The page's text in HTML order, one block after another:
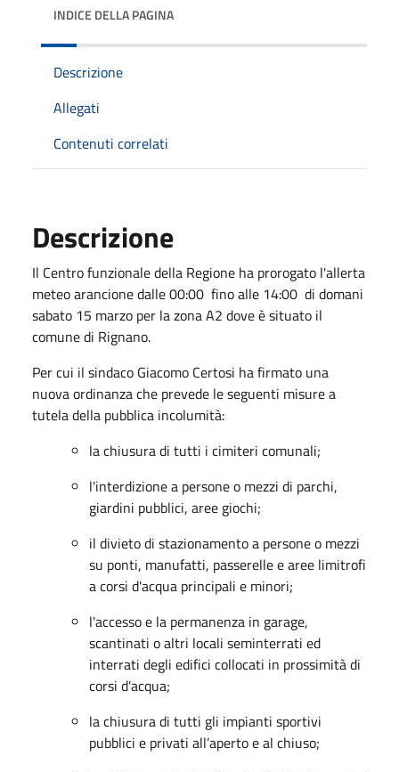
INDICE DELLA PAGINA
Descrizione
Allegati
Contenuti correlati
Descrizione
Il Centro funzionale della Regione ha prorogato l'allerta
meteo arancione dalle 00:00 fino alle 14:00 di domani
sabato 15 marzo per la zona A2 dove è situato il
comune di Rignano.
Per cui il sindaco Giacomo Certosi ha firmato una
nuova ordinanza che prevede le seguenti misure a
tutela della pubblica incolumità:
la chiusura di tutti i cimiteri comunali;
l'interdizione a persone o mezzi di parchi,
giardini pubblici, aree giochi;
il divieto di stazionamento a persone o mezzi
su ponti, manufatti, passerelle e aree limitrofi
a corsi d'acqua principali e minori;
l'accesso e la permanenza in garage,
scantinati o altri locali seminterrati ed
interrati degli edifici collocati in prossimità di
corsi d'acqua;
la chiusura di tutti gli impianti sportivi
pubblici e privati all’aperto e al chiuso;